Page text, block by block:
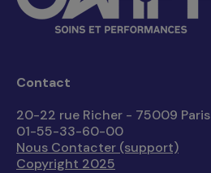
Contact
20-22 rue Richer - 75009 Paris
01-55-33-60-00
Nous Contacter (support)
Copyright 2025